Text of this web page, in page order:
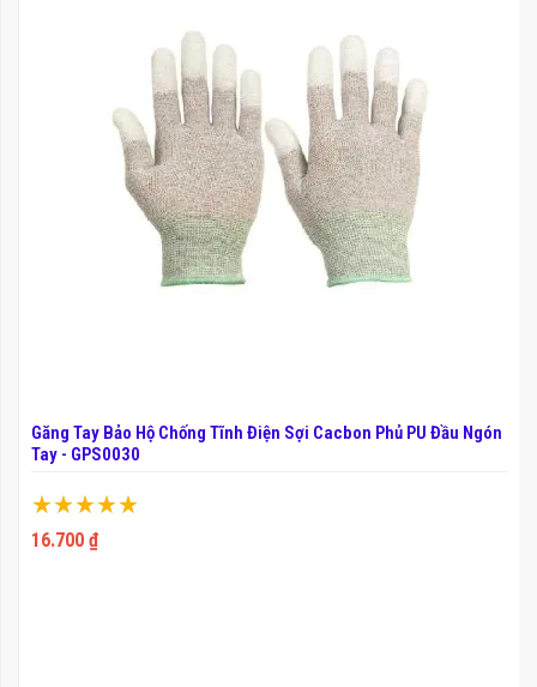
Găng Tay Bảo Hộ Chống Tĩnh Điện Sợi Cacbon Phủ PU Đầu Ngón
Tay - GPS0030
Xếp hạng:
100%
16.700 ₫